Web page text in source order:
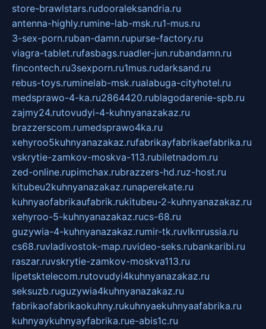
store-brawlstars.rudooraleksandria.ru
antenna-highly.rumine-lab-msk.ru1-mus.ru
3-sex-porn.ruban-damn.rupurse-factory.ru
viagra-tablet.rufasbags.ruadler-jun.rubandamn.ru
fincontech.ru3sexporn.ru1mus.rudarksand.ru
rebus-toys.ruminelab-msk.rualabuga-cityhotel.ru
medsprawo-4-ka.ru2864420.rublagodarenie-spb.ru
zajmy24.rutovudyi-4-kuhnyanazakaz.ru
brazzerscom.rumedsprawo4ka.ru
xehyroo5kuhnyanazakaz.rufabrikayfabrikaefabrika.ru
vskrytie-zamkov-moskva-113.rubiletnadom.ru
zed-online.rupimchax.rubrazzers-hd.ruz-host.ru
kitubeu2kuhnyanazakaz.runaperekate.ru
kuhnyaofabrikaufabrik.rukitubeu-2-kuhnyanazakaz.ru
xehyroo-5-kuhnyanazakaz.rucs-68.ru
guzywia-4-kuhnyanazakaz.rumir-tk.ruvlknrussia.ru
cs68.ruvladivostok-map.ruvideo-seks.rubankaribi.ru
raszar.ruvskrytie-zamkov-moskva113.ru
lipetsktelecom.rutovudyi4kuhnyanazakaz.ru
seksuzb.ruguzywia4kuhnyanazakaz.ru
fabrikaofabrikaokuhny.rukuhnyaekuhnyaafabrika.ru
kuhnyaykuhnyayfabrika.rue-abis1c.ru